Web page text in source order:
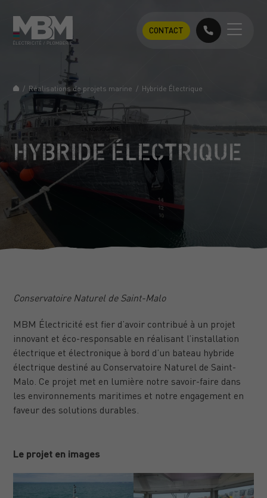
CONTACT
/ Réalisations de projets marine / Hybride Électrique
HYBRIDE ÉLECTRIQUE
Conservatoire Naturel de Saint-Malo
MBM Électricité est fier d’avoir contribué à un projet
innovant et éco-responsable en réalisant l’installation
électrique et électronique à bord d’un bateau hybride
électrique destiné au Conservatoire Naturel de Saint-
Malo. Ce projet met en lumière notre savoir-faire dans
les environnements maritimes et notre engagement en
faveur des solutions durables.
Le projet en images